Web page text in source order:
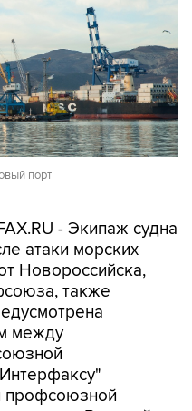
порт
- Экипаж судна
Новороссийска,
также
между
Валерий